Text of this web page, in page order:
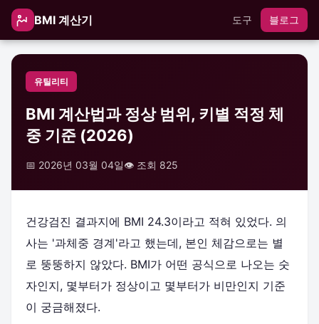
BMI 계산기 도구 블로그
유틸리티
BMI 계산법과 정상 범위, 키별 적정 체
중 기준 (2026)
📅 2026년 03월 04일👁️ 조회 825
건강검진 결과지에 BMI 24.3이라고 적혀 있었다. 의
사는 '과체중 경계'라고 했는데, 본인 체감으로는 별
로 뚱뚱하지 않았다. BMI가 어떤 공식으로 나오는 숫
자인지, 몇부터가 정상이고 몇부터가 비만인지 기준
이 궁금해졌다.